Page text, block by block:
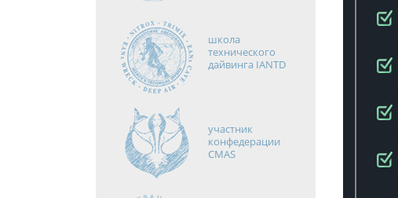
школа
технического
дайвинга IANTD
участник
конфедерации
CMAS